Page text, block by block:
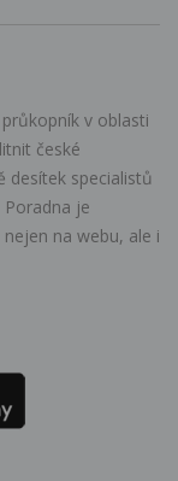
v oblasti
české
desítek specialistů
je
na webu, ale i